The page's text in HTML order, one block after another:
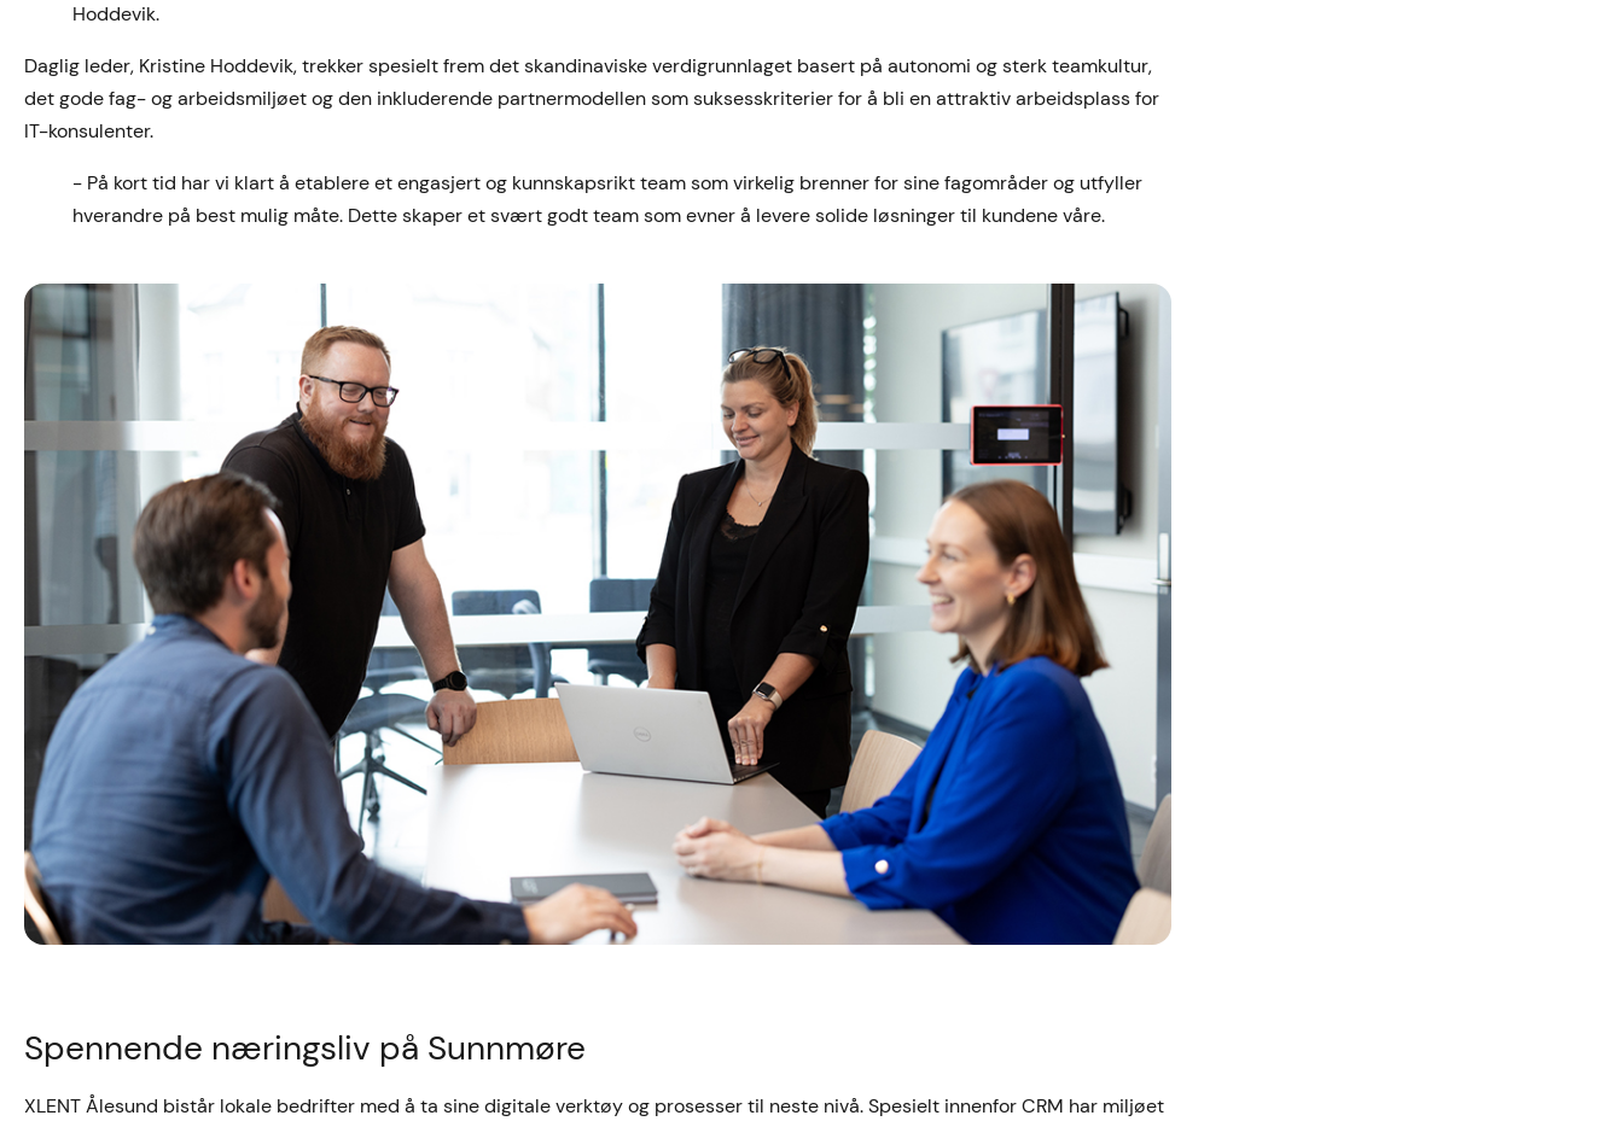
Hoddevik.
Daglig leder, Kristine Hoddevik, trekker spesielt frem det skandinaviske verdigrunnlaget basert på autonomi og sterk teamkultur,
det gode fag- og arbeidsmiljøet og den inkluderende partnermodellen som suksesskriterier for å bli en attraktiv arbeidsplass for
IT-konsulenter.
- På kort tid har vi klart å etablere et engasjert og kunnskapsrikt team som virkelig brenner for sine fagområder og utfyller
hverandre på best mulig måte. Dette skaper et svært godt team som evner å levere solide løsninger til kundene våre.
Spennende næringsliv på Sunnmøre
XLENT Ålesund bistår lokale bedrifter med å ta sine digitale verktøy og prosesser til neste nivå. Spesielt innenfor CRM har miljøet